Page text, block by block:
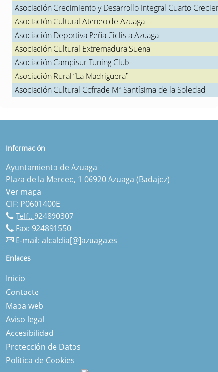
Asociación Crecimiento y Desarrollo Integral Cuarto
Asociación Cultural Ateneo de Azuaga
Asociación Deportiva Peña Ciclista Azuaga
Asociación Cultural Extremadura Suena
Asociación Campisur Tuning Club
Asociación Rural “La Madriguera”
Asociación Cultural Cofrade Mª Santísima de la Soledad
Información
Ayuntamiento de Azuaga
Plaza de la Merced, 1 06920 Azuaga (Badajoz)
Ver mapa
CIF: P0601400E
Telf.: 924890307
Fax: 924891550
E-mail: alcaldia[@]azuaga.es
Enlaces
Inicio
Contacte
Mapa web
Aviso legal
Accesibilidad
Protección de Datos
Política de Cookies